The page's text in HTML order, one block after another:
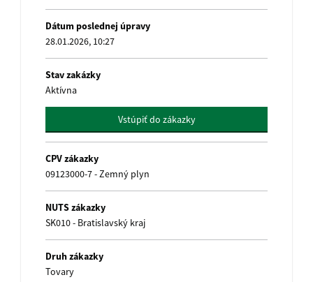
Dátum poslednej úpravy
28.01.2026, 10:27
Stav zakázky
Aktívna
Vstúpiť do zákazkyname
CPV zákazky
09123000-7 - Zemný plyn
NUTS zákazky
SK010 - Bratislavský kraj
Druh zákazky
Tovary